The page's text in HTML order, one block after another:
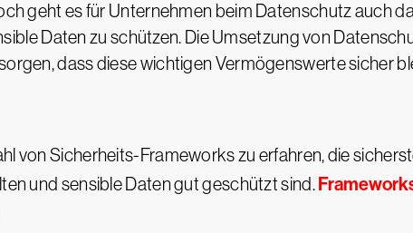
geht es für Unternehmen beim Datenschutz auch
Daten zu schützen. Die Umsetzung von
dass diese wichtigen Vermögenswerte sicher
von Sicherheits-Frameworks zu erfahren, die
und sensible Daten gut geschützt sind.